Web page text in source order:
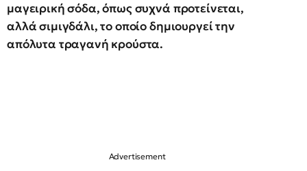
μαγειρική σόδα, όπως συχνά προτείνεται,
αλλά σιμιγδάλι, το οποίο δημιουργεί την
απόλυτα τραγανή κρούστα.